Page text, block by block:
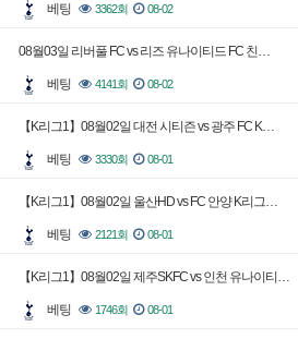
베팅 3362회 08-02
08월03일 리버풀 FC vs 리즈 유나이티드 FC 친…
베팅 4141회 08-02
【K리그1】08월02일 대전 시티즌 vs 광주 FC K…
베팅 3330회 08-01
【K리그1】08월02일 울산HD vs FC 안양 K리그…
베팅 2121회 08-01
【K리그1】08월02일 제주SKFC vs 인천 유나이티…
베팅 1746회 08-01